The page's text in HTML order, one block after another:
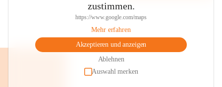
zustimmen.
https://www.google.com/maps
Mehr erfahren
Akzeptieren und anzeigen
Ablehnen
Auswahl merken